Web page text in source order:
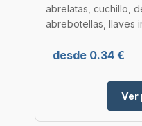
abrelatas, cuchillo,
abrebotellas, llaves
desde 0.34 €
Ver